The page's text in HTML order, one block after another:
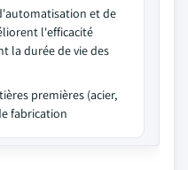
et de
l'efficacité
la durée de vie des
premières (acier,
fabrication